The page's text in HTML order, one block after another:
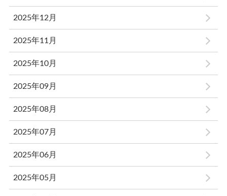
2025年12月
2025年11月
2025年10月
2025年09月
2025年08月
2025年07月
2025年06月
2025年05月